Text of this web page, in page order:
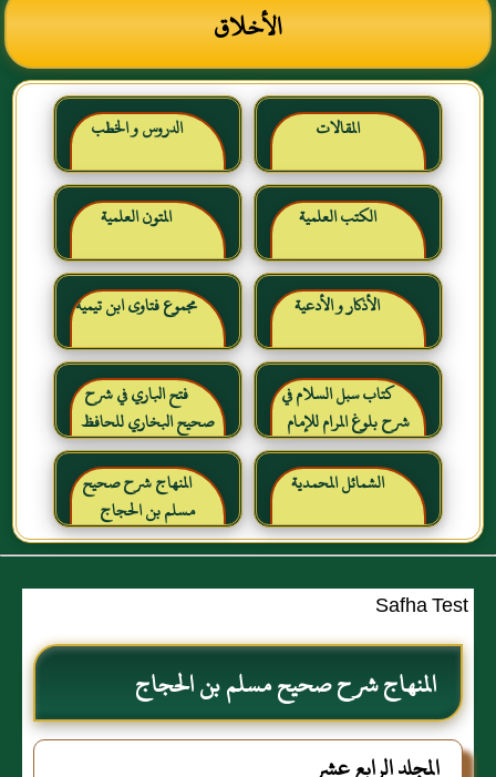
الأخلاق
المقالات الدروس و الخطب
الكتب العلمية المتون العلمية
الأذكار و الأدعية مجموع فتاوى ابن تيمية
كتاب سبل السلام في
شرح بلوغ المرام للإمام
الصنعاني رحمه الله
فتح الباري في شرح
صحيح البخاري للحافظ
ابن حجر العسقلاني
الشمائل المحمدية
المنهاج شرح صحيح
مسلم بن الحجاج
Safha Test
المنهاج شرح صحيح مسلم بن الحجاج
المجلد الرابع عشر